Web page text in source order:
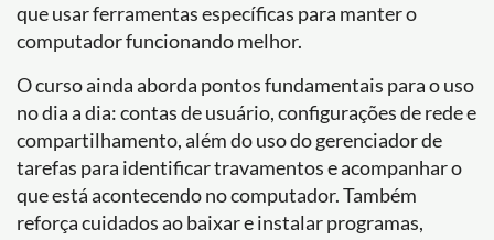
que usar ferramentas específicas para manter o
computador funcionando melhor.
O curso ainda aborda pontos fundamentais para o uso
no dia a dia: contas de usuário, configurações de rede e
compartilhamento, além do uso do gerenciador de
tarefas para identificar travamentos e acompanhar o
que está acontecendo no computador. Também
reforça cuidados ao baixar e instalar programas,